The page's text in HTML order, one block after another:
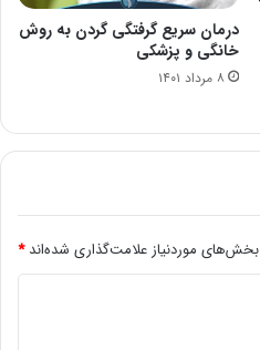
درمان سریع گرفتگی گردن به روش
خانگی و پزشکی
۸ مرداد ۱۴۰۱
بخش‌های موردنیاز علامت‌گذاری شده‌اند*